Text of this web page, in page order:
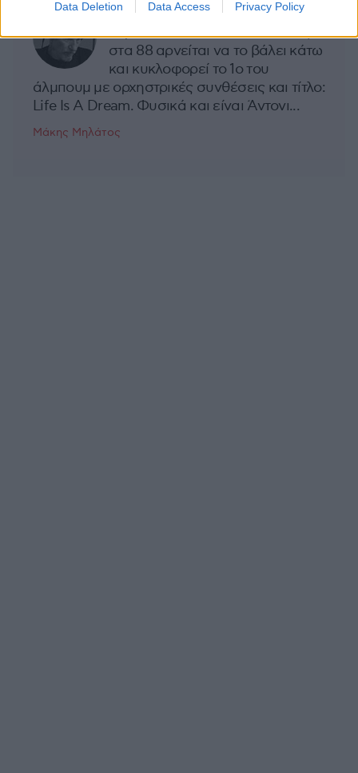
Data Deletion Data Access Privacy Policy
Ποτέ δεν είναι αργά,
κυριολεκτικά. Ο Άντονι Χόπκινς
στα 88 αρνείται να το βάλει κάτω
και κυκλοφορεί το 1ο του
άλμπουμ με ορχηστρικές συνθέσεις και τίτλο:
Life Is A Dream. Φυσικά και είναι Άντονι...
Μάκης Μηλάτος